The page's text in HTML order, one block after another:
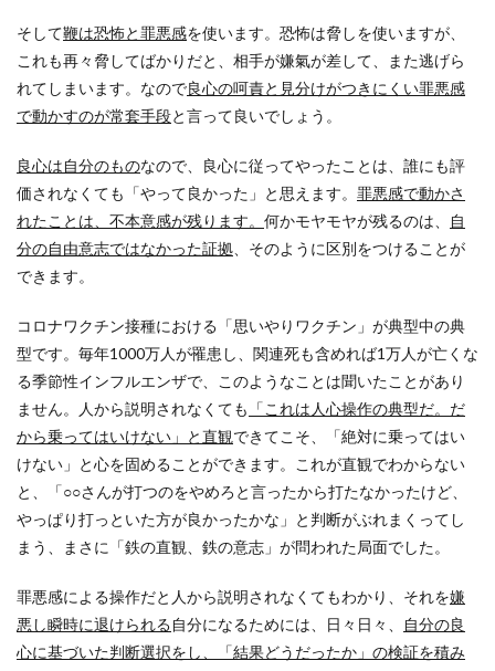
そして鞭は恐怖と罪悪感を使います。恐怖は脅しを使いますが、
これも再々脅してばかりだと、相手が嫌氣が差して、また逃げら
れてしまいます。なので良心の呵責と見分けがつきにくい罪悪感
で動かすのが常套手段と言って良いでしょう。
良心は自分のものなので、良心に従ってやったことは、誰にも評
価されなくても「やって良かった」と思えます。 罪悪感で動かさ
れたことは、不本意感が残ります。 何かモヤモヤが残るのは、
自
分の自由意志ではなかった証拠 、そのように区別をつけることが
できます。
コロナワクチン接種における「思いやりワクチン」が典型中の典
型です。毎年1000万人が罹患し、関連死も含めれば1万人が亡くな
る季節性インフルエンザで、このようなことは聞いたことがあり
ません。人から説明されなくても 「これは人心操作の典型だ。だ
から乗ってはいけない」と直観できてこそ、「絶対に乗ってはい
けない」と心を固めることができます。これが直観でわからない
と、「○○さんが打つのをやめろと言ったから打たなかったけど、
やっぱり打っといた方が良かったかな」と判断がぶれまくってし
まう、まさに「鉄の直観、鉄の意志」が問われた局面でした。
罪悪感による操作だと人から説明されなくてもわかり、それを嫌
悪し瞬時に退けられる自分になるためには、日々日々、
自分の良
心に基づいた判断選択をし、「結果どうだったか」の検証を積み